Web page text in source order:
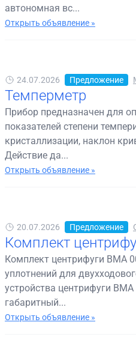
автономная вс...
Открыть объявление »
24.07.2026 Предложение
Темперметр
Прибор предназначен для
показателей степени
кристаллизации, наклон
Действие да...
Открыть объявление »
20.07.2026 Предложение
Комплект
Комплект центрифуги BMA
уплотнений для
устройства центрифуги
габаритный...
Открыть объявление »